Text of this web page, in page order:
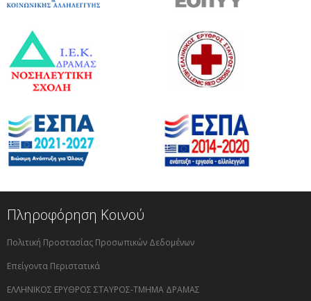
Πληροφόρηση Κοινού
Πολιτική Προστασίας Προσωπικών Δεδομένων
Επείγοντα Περιστατικά
ΕΛΛΗΝΙΚΟΣ ΕΡΥΘΡΟΣ ΣΤΑΥΡΟΣ-ΤΜΗΜΑ ΔΡΑΜΑΣ